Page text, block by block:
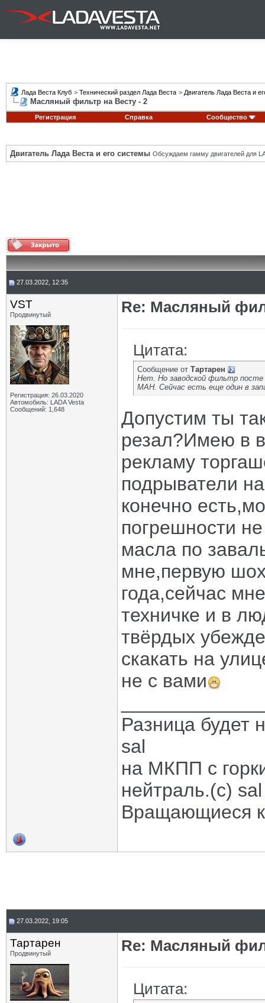
Лада Веста Клуб > Технический раздел Лада Веста > Двигатель Лада Веста и
Масляный фильтр на Весту - 2
Регистрация Справка Сообщество
Двигатель Лада Веста и его системы Обсуждаем гамму двигателей для
27.03.2022, 12:35
VST
Продвинутый
Регистрация: 26.03.2020
Автомобиль: LADA Vesta
Сообщений: 1,648
Re: Масляный
Цитата:
Сообщение от Тартарен
Нет. Но заводской фильтр
МАН. Сейчас есть еще один в
Допустим ты
резал?Имею в
рекламу
подрыватели
конечно
погрешности
масла по
мне,первую
года,сейчас
техничке и в
твёрдых
скакать на
не с вами
Разница будет
sal
на МКПП с
нейтраль.(с) sal
Вращающиеся
27.03.2022, 19:05
Тартарен
Продвинутый Re: Масляный
Цитата: